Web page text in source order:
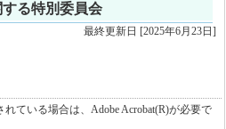
る特別委員会
最終更新日 [2025年6月23日]
ている場合は、Adobe Acrobat(R)が必要で